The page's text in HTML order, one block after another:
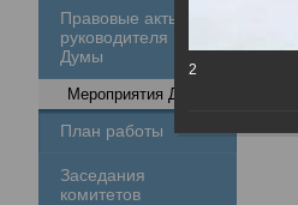
Правовые акты
руководителя
Думы
Мероприятия Думы
План работы
Заседания
комитетов
2